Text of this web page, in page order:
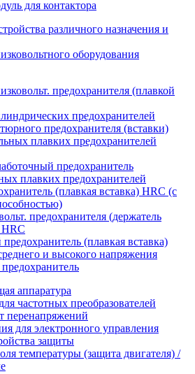
для контактора
различного назначения и
оборудования
предохранителя (плавкой
предохранителей
предохранителя (вставки)
плавких предохранителей
предохранитель
плавких предохранителей
(плавкая вставка) HRC (с
предохранителя (держатель
HRC
(плавкая вставка)
и высокого напряжения
аппаратура
частотных преобразователей
перенапряжений
для электронного управления
защиты
температуры (защита двигателя) /